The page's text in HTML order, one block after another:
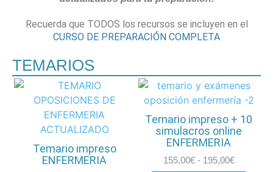
Recuerda que TODOS los recursos se incluyen en el
CURSO DE PREPARACIÓN COMPLETA
TEMARIOS
Temario impreso
ENFERMERIA
Temario impreso + 10
simulacros online
ENFERMERIA
155,00€ - 195,00€